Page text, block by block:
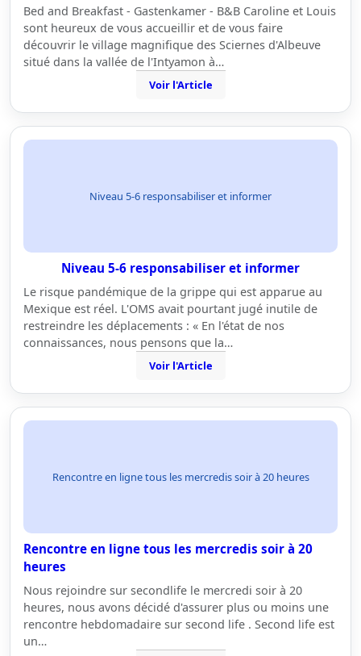
Bed and Breakfast - Gastenkamer - B&B Caroline et Louis
sont heureux de vous accueillir et de vous faire
découvrir le village magnifique des Sciernes d'Albeuve
situé dans la vallée de l'Intyamon à…
Voir l'Article
Niveau 5-6 responsabiliser et informer
Niveau 5-6 responsabiliser et informer
Le risque pandémique de la grippe qui est apparue au
Mexique est réel. L'OMS avait pourtant jugé inutile de
restreindre les déplacements : « En l'état de nos
connaissances, nous pensons que la…
Voir l'Article
Rencontre en ligne tous les mercredis soir à 20 heures
Rencontre en ligne tous les mercredis soir à 20
heures
Nous rejoindre sur secondlife le mercredi soir à 20
heures, nous avons décidé d'assurer plus ou moins une
rencontre hebdomadaire sur second life . Second life est
un…